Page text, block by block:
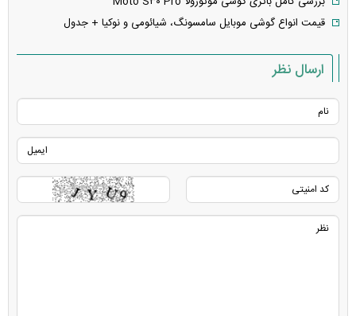
قیمت انواع گوشی موبایل سامسونگ، شیائومی و نوکیا + جدول
ارسال نظر